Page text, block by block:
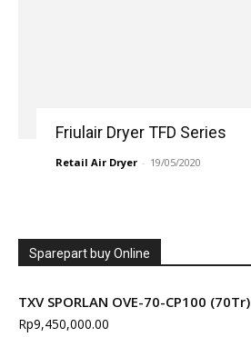
Friulair Dryer TFD Series
Retail Air Dryer - 19/05/2020
Sparepart buy Online
TXV SPORLAN OVE-70-CP100 (70Tr)
Rp9,450,000.00